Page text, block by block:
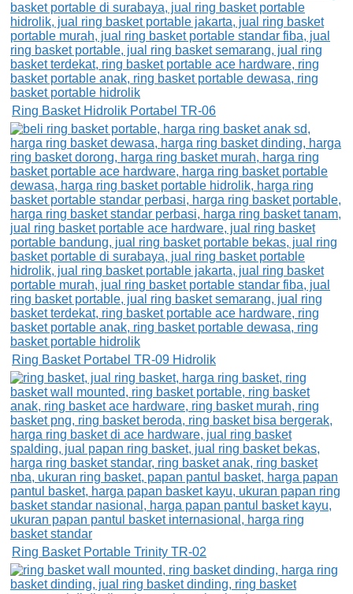
Ring Basket Hidrolik Portabel TR-06
Ring Basket Portabel TR-09 Hidrolik
Ring Basket Portable Trinity TR-02